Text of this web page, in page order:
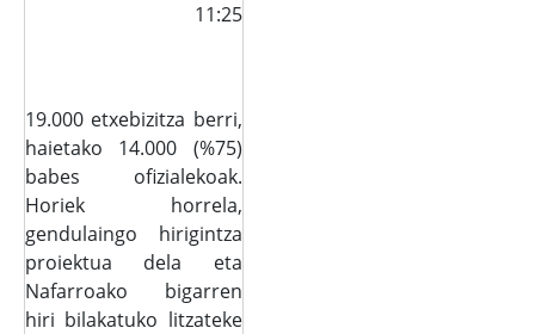
11:25
19.000 etxebizitza berri,
haietako 14.000 (%75)
babes ofizialekoak.
Horiek horrela,
gendulaingo hirigintza
proiektua dela eta
Nafarroako bigarren
hiri bilakatuko litzateke